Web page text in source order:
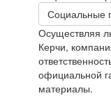
Социальные
Осуществляя
Керчи,
официальной
материалы.